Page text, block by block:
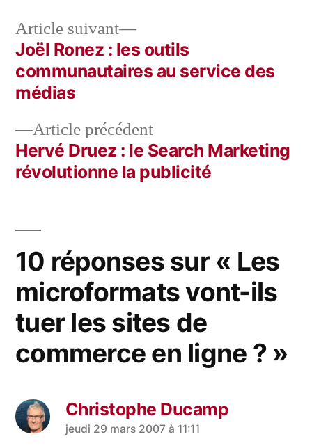
Navigation
de
l’article
Article précédentArticle
précédent :
Hervé Druez : le Search Marketing
révolutionne la publicité
Article suivant
Article
suivant :
Joël Ronez : les outils
communautaires au service des
médias
10 réponses sur « Les
microformats vont-ils
tuer les sites de
commerce en ligne ? »
Christophe Ducamp
a
jeudi 29 mars 2007 à 11:11